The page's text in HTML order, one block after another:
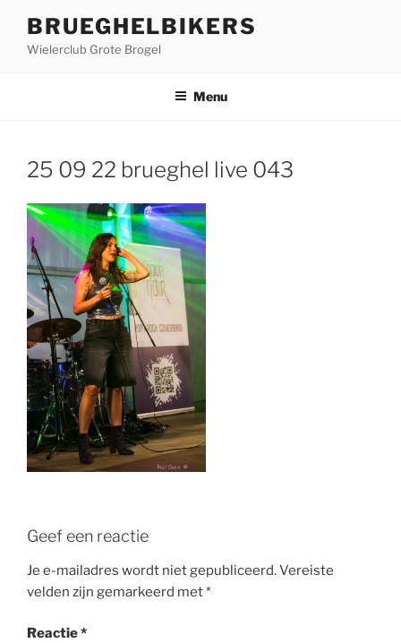
BRUEGHELBIKERS
Wielerclub Grote Brogel
Menu
25 09 22 brueghel live 043
Geef een reactie
Je e-mailadres wordt niet gepubliceerd.Vereiste
velden zijn gemarkeerd met*
Reactie*